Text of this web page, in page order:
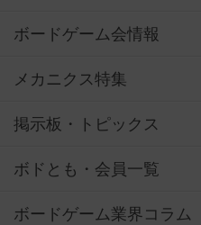
ボードゲーム会情報
メカニクス特集
掲示板・トピックス
ボドとも・会員一覧
ボードゲーム業界コラム